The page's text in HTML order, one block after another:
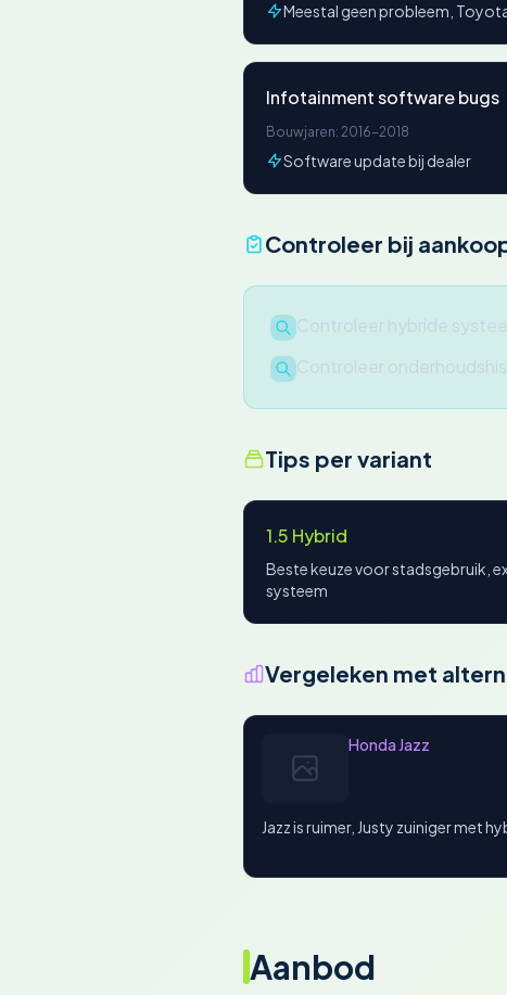
Meestal geen probleem,
Infotainment software bugs
Bouwjaren: 2016-2018
Software update bij dealer
Controleer bij
Controleer hybride
Controleer
Tips per variant
1.5 Hybrid
Beste keuze voor stadsgebruik,
systeem
Vergeleken met
Honda Jazz
Jazz is ruimer, Justy zuiniger met
Aanbod